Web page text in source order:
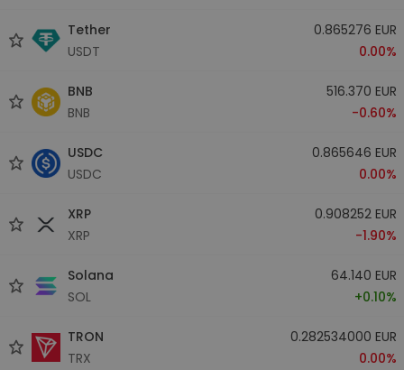
Tether
USDT
0.865276 EUR
0.00%
BNB
BNB
516.370 EUR
-0.60%
USDC
USDC
0.865646 EUR
0.00%
XRP
XRP
0.908252 EUR
-1.90%
Solana
SOL
64.140 EUR
+0.10%
TRON
TRX
0.282534000 EUR
0.00%